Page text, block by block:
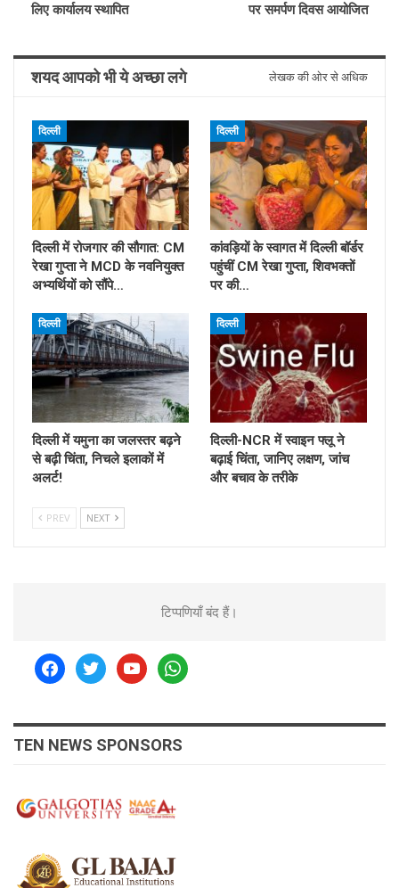
लिए कार्यालय स्थापित
पर समर्पण दिवस आयोजित
शयद आपको भी ये अच्छा लगे लेखक की ओर से अधिक
दिल्ली
दिल्ली में रोजगार की सौगात: CM
रेखा गुप्ता ने MCD के नवनियुक्त
अभ्यर्थियों को सौंपे…
दिल्ली
कांवड़ियों के स्वागत में दिल्ली बॉर्डर
पहुंचीं CM रेखा गुप्ता, शिवभक्तों
पर की…
दिल्ली
दिल्ली में यमुना का जलस्तर बढ़ने
से बढ़ी चिंता, निचले इलाकों में
अलर्ट!
दिल्ली
दिल्ली-NCR में स्वाइन फ्लू ने
बढ़ाई चिंता, जानिए लक्षण, जांच
और बचाव के तरीके
PREV NEXT
टिप्पणियाँ बंद हैं।
facebooktwitteryoutubewhatsapp
TEN NEWS SPONSORS